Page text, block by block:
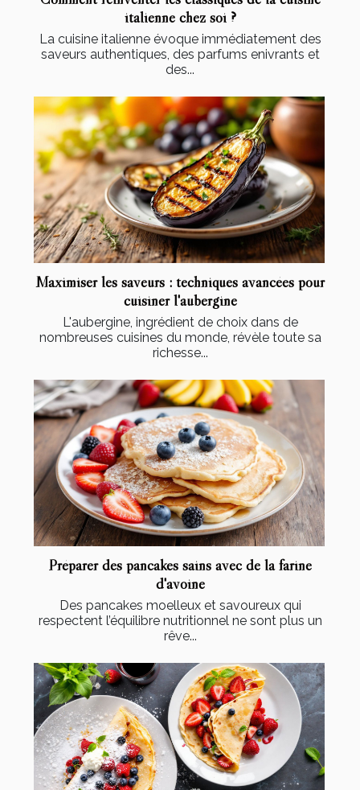
italienne chez soi ?
La cuisine italienne évoque immédiatement des
saveurs authentiques, des parfums enivrants et
des...
Maximiser les saveurs : techniques avancées pour
cuisiner l'aubergine
L'aubergine, ingrédient de choix dans de
nombreuses cuisines du monde, révèle toute sa
richesse...
Préparer des pancakes sains avec de la farine
d'avoine
Des pancakes moelleux et savoureux qui
respectent l’équilibre nutritionnel ne sont plus un
rêve...